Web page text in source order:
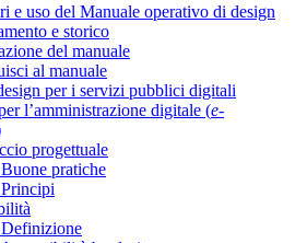
e uso del Manuale operativo di design
e storico
del manuale
al manuale
per i servizi pubblici digitali
l’amministrazione digitale (e-
progettuale
pratiche